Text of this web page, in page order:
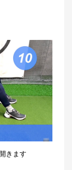
きます